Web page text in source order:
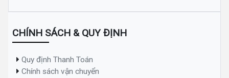
CHÍNH SÁCH & QUY ĐỊNH
Quy định Thanh Toán
Chính sách vận chuyển